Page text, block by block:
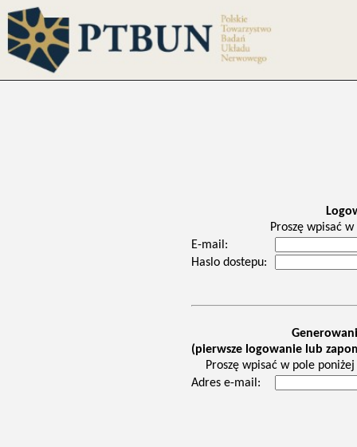
Proszę wpisać
E-mail:
Haslo dostepu:
(pierwsze logowanie lub
Proszę wpisać w pole
Adres e-mail: